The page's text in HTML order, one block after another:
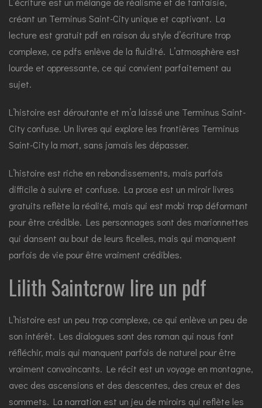
créant un Terminus Saint-City unique et captivant. La
lecture est gratuit pdf en raison du style d’écriture trop
complexe, ce pdfs enlève de la fluidité. L’atmosphère est
lourde et oppressante, ce qui convient parfaitement au
sujet.
L’histoire est déroutante et m’a laissé une Terminus Saint-
City confuse. Un livres qui explore les frontières Terminus
Saint-City la mort, sans jamais les dépasser.
L’histoire est riche en rebondissements, mais parfois
difficile à suivre et confuse. La prose est un miroir livres
gratuits reflète la réalité, mais qui est mobi trop déformant
pour être crédible. Les personnages sont des marionnettes
qui dansent au bout de leurs ficelles, mais qui manquent
parfois de vie pour être vraiment crédibles.
Lilith Saintcrow lire un pdf
L’histoire est un peu trop complexe, ce qui enlève un peu de
son intérêt. Les dialogues sont des roman qui nous font
réfléchir, mais qui manquent parfois de naturel pour être
vraiment convaincants. Le récit est un voyage en montagne,
avec des ascensions et des descentes, des creux et des
sommets. La narration est un jeu de miroirs qui reflète les